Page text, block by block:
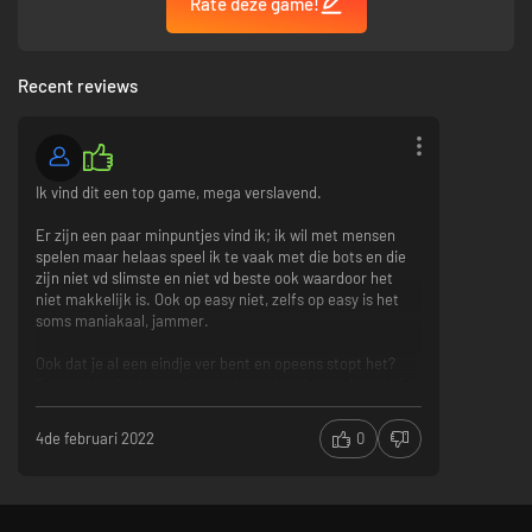
Recent reviews
Ik vind dit een top game, mega verslavend.
Er zijn een paar minpuntjes vind ik; ik wil met mensen
spelen maar helaas speel ik te vaak met die bots en die
zijn niet vd slimste en niet vd beste ook waardoor het
niet makkelijk is. Ook op easy niet, zelfs op easy is het
soms maniakaal, jammer.
Ook dat je al een eindje ver bent en opeens stopt het?
ik het. Jammer dat je gewoon niet kan blijven verder
4de februari 2022 0